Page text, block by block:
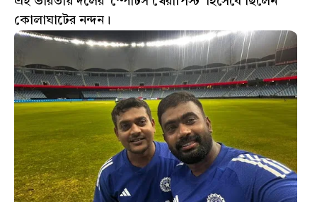
কোলাঘাটের নন্দন।